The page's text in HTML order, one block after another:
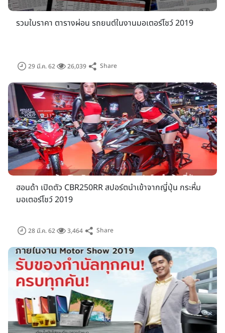
ภาพประกอบจากงาน Motor Show 2019
สำหรับราคาจำหน่ายบัตรเข้าชมงานยังคงราคาเดิม 100 บาท พร้อม
ผู้ชมเป็นประจำทุกปี พร้อมของรางวัลใหญ่อย่างรถยนต์และรถ
จักรยานยนต์รวมมูลค่ากว่า 3,500,000 บาท โดยผู้ที่ซื้อบัตรและ
ต้องการร่วมชิงโชคสามารถลงทะเบียนที่หน้างาน พร้อมตอบ
แบบสอบถามผ่านหน้าเว็ปไซด์www.bangkok-
motorshow.com
รวมใบราคา ตารางผ่อน รถยนต์ในงานมอเตอร์โชว์ 2019
29 มี.ค. 62 26,039 Share
ฮอนด้า เปิดตัว CBR250RR สปอร์ตนำเข้าจากญี่ปุ่น กระหึ่ม
มอเตอร์โชว์ 2019
28 มี.ค. 62 3,464 Share